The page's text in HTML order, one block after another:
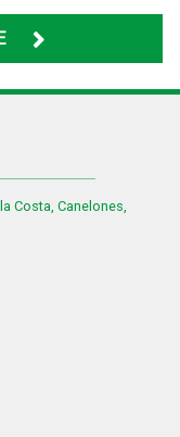
la Costa, Canelones,